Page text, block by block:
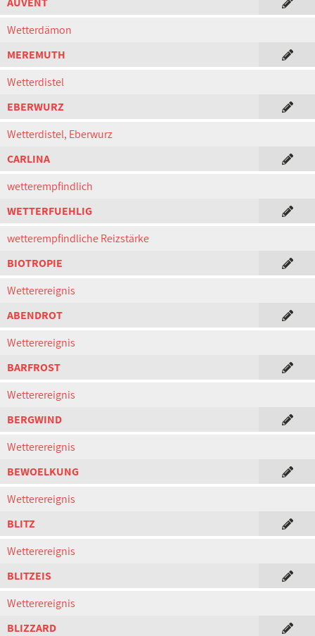
Wetterdämon
MEREMUTH
Wetterdistel
EBERWURZ
Wetterdistel, Eberwurz
CARLINA
wetterempfindlich
WETTERFUEHLIG
wetterempfindliche Reizstärke
BIOTROPIE
Wetterereignis
ABENDROT
Wetterereignis
BARFROST
Wetterereignis
BERGWIND
Wetterereignis
BEWOELKUNG
Wetterereignis
BLITZ
Wetterereignis
BLITZEIS
Wetterereignis
BLIZZARD